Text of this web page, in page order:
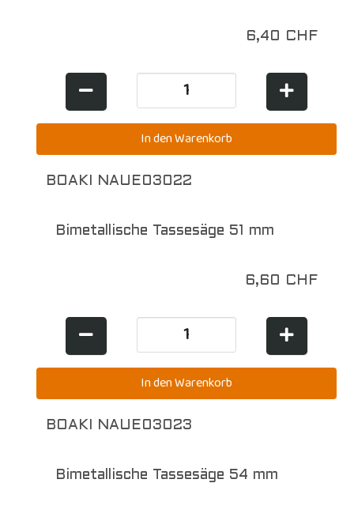
6,40 CHF
BOAKI NAUE03022
Bimetallische Tassesäge 51 mm
6,60 CHF
BOAKI NAUE03023
Bimetallische Tassesäge 54 mm